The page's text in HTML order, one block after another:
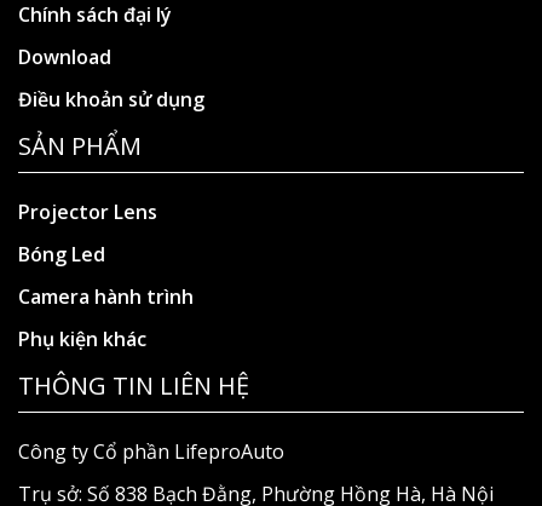
Chính sách đại lý
Download
Điều khoản sử dụng
SẢN PHẨM
Projector Lens
Bóng Led
Camera hành trình
Phụ kiện khác
THÔNG TIN LIÊN HỆ
Công ty Cổ phần LifeproAuto
Trụ sở: Số 838 Bạch Đằng, Phường Hồng Hà, Hà Nội